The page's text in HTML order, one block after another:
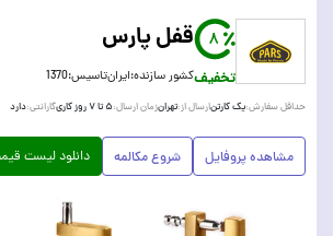
8
تخفیف
قفل پارس
کشور سازنده:ایرانتاسیس:1370
حداقل سفارش:یک کارتنارسال از:تهرانزمان ارسال:۵ تا ۷ روز کاری گارانتی:دارد
مشاهده پروفایل شروع مکالمه دانلود لیست